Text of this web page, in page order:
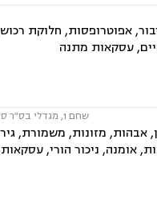
אפוטרופסות, חלוקת
עסקאות מתנה
שחם 1, מגדלי בס״ר סיטי (מגדל C), פתח תקווה
מזונות, משמורת,
אומנה, ניכור הורי,